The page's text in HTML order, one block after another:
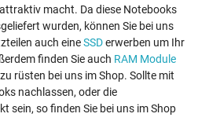
macht. Da diese Notebooks
wurden, können Sie bei uns
auch eineSSDerwerben um Ihr
finden Sie auch RAM Module
rüsten bei uns im Shop. Sollte mit
nachlassen, oder die
sein, so finden Sie bei uns im Shop